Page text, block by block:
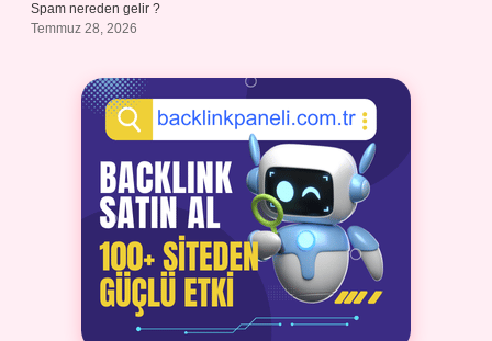
Spam nereden gelir ?
Temmuz 28, 2026